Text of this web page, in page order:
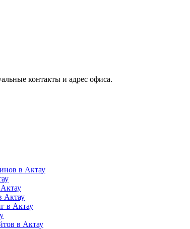
контакты и адрес офиса.
в Актау
Актау
в Актау
в Актау